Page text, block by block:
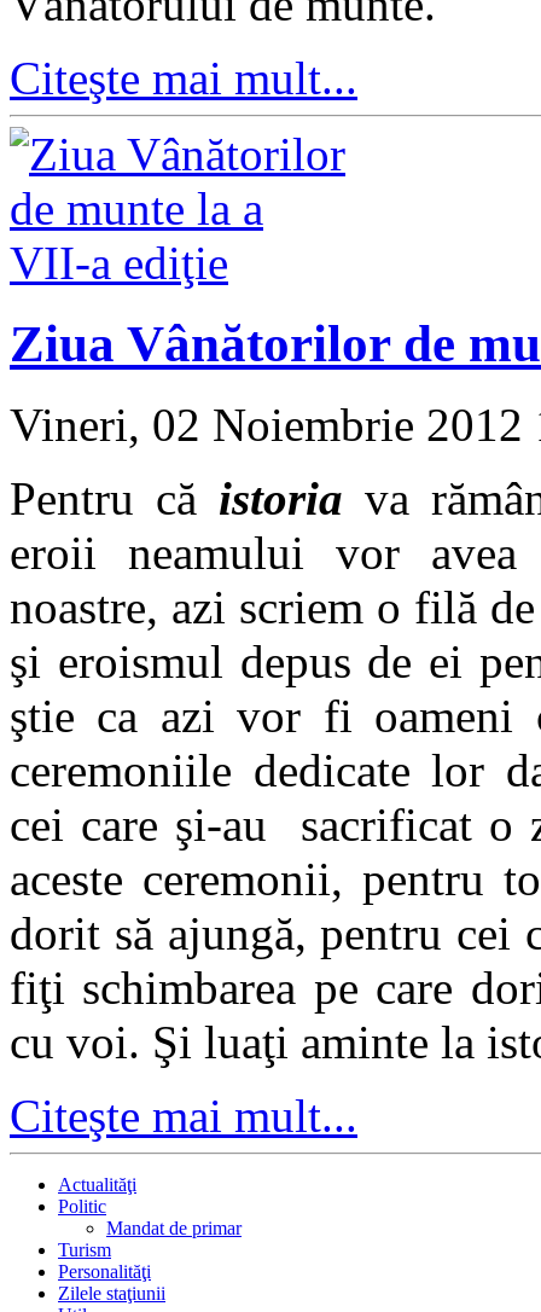
Citeşte mai mult...
Ziua Vânătorilor de
Vineri, 02 Noiembrie
Pentru că istoria va
eroii neamului vor
noastre, azi scriem o filă
şi eroismul depus de ei
ştie ca azi vor fi oameni
ceremoniile dedicate lor
cei care şi-au sacrificat
aceste ceremonii, pentru
dorit să ajungă, pentru cei
fiţi schimbarea pe care
cu voi. Şi luaţi aminte la
Citeşte mai mult...
Actualităţi
Politic
Mandat de primar
Turism
Personalităţi
Zilele staţiunii